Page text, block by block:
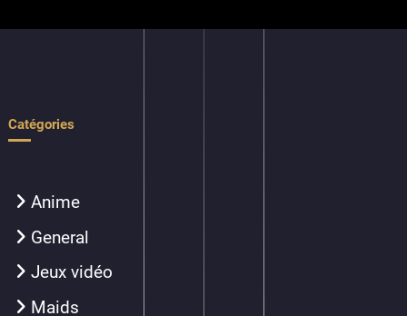
Catégories
Anime
General
Jeux vidéo
Maids